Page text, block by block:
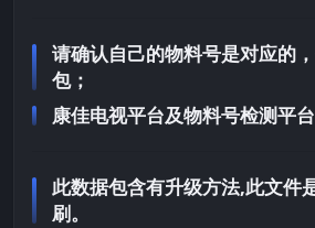
请确认自己的物料号是对应的
包；
康佳电视平台及物料号检测平台
此数据包含有升级方法,此文件
刷。